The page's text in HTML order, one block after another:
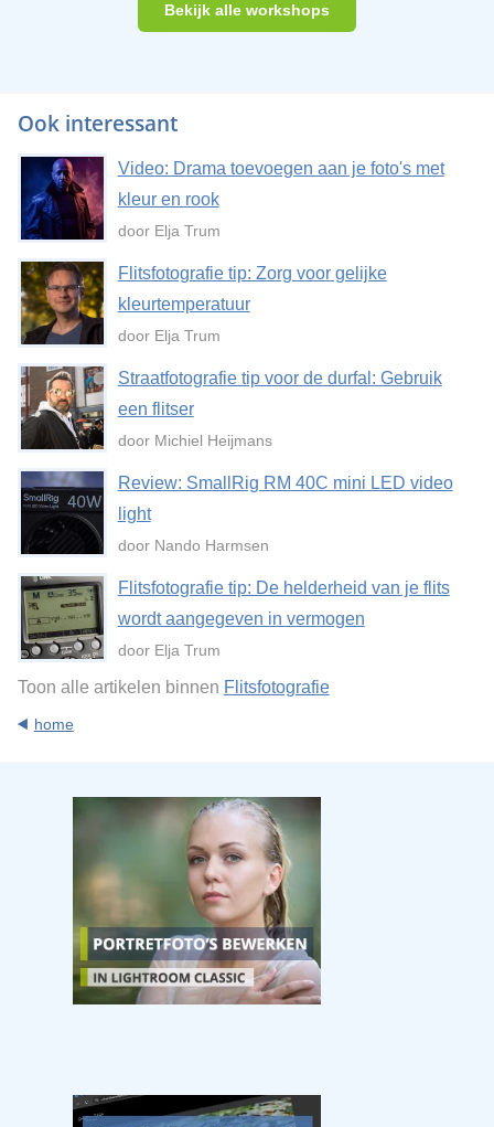
Bekijk alle workshops
Ook interessant
Video: Drama toevoegen aan je foto's met
kleur en rook
door Elja Trum
Flitsfotografie tip: Zorg voor gelijke
kleurtemperatuur
door Elja Trum
Straatfotografie tip voor de durfal: Gebruik
een flitser
door Michiel Heijmans
Review: SmallRig RM 40C mini LED video
light
door Nando Harmsen
Flitsfotografie tip: De helderheid van je flits
wordt aangegeven in vermogen
door Elja Trum
Toon alle artikelen binnen Flitsfotografie
home